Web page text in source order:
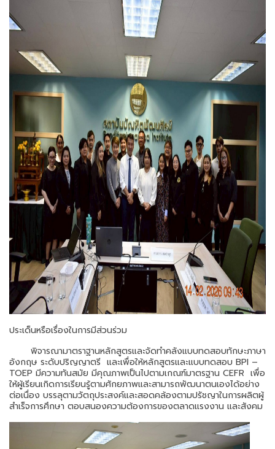
ประเด็นหรือเรื่องในการมีส่วนร่วม
พิจารณามาตราฐานหลักสูตรและจัดทำคลังแบบทดสอบทักษะภาษา
อังกฤษ ระดับปริญญาตรี และเพื่อให้หลักสูตรและแบบทดสอบ BPI –
TOEP มีความทันสมัย มีคุณภาพเป็นไปตามเกณฑ์มาตรฐาน CEFR เพื่อ
ให้ผู้เรียนเกิดการเรียนรู้ตามศักยภาพและสามารถพัฒนาตนเองได้อย่าง
ต่อเนื่อง บรรลุตามวัตถุประสงค์และสอดคล้องตามปรัชญาในการผลิตผู้
สำเร็จการศึกษา ตอบสนองความต้องการของตลาดแรงงาน และสังคม